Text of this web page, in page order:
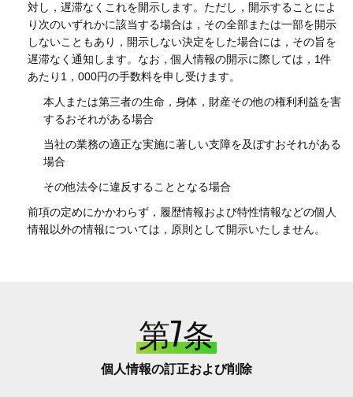
対し，遅滞なくこれを開示します。ただし，開示することによ
り次のいずれかに該当する場合は，その全部または一部を開示
しないこともあり，開示しない決定をした場合には，その旨を
遅滞なく通知します。なお，個人情報の開示に際しては，1件
あたり1，000円の手数料を申し受けます。
本人または第三者の生命，身体，財産その他の権利利益を害
するおそれがある場合
当社の業務の適正な実施に著しい支障を及ぼすおそれがある
場合
その他法令に違反することとなる場合
前項の定めにかかわらず，履歴情報および特性情報などの個人
情報以外の情報については，原則として開示いたしません。
第7条
個人情報の訂正および削除